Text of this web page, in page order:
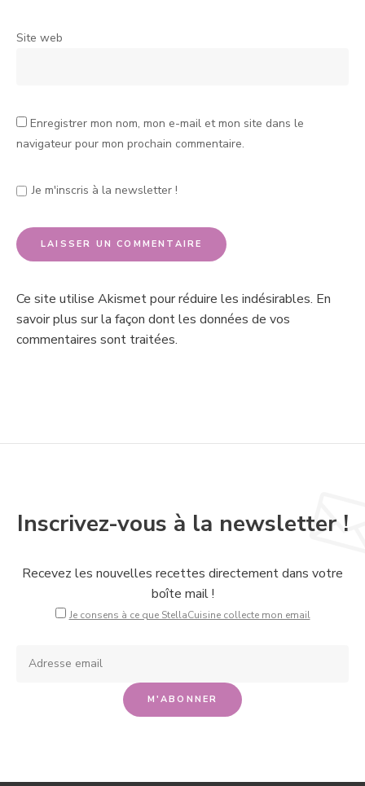
Site web
Enregistrer mon nom, mon e-mail et mon site dans le
navigateur pour mon prochain commentaire.
Je m'inscris à la newsletter !
Ce site utilise Akismet pour réduire les indésirables. En
savoir plus sur la façon dont les données de vos
commentaires sont traitées.
Inscrivez-vous à la newsletter !
Recevez les nouvelles recettes directement dans votre
boîte mail !
Je consens à ce que StellaCuisine collecte mon email